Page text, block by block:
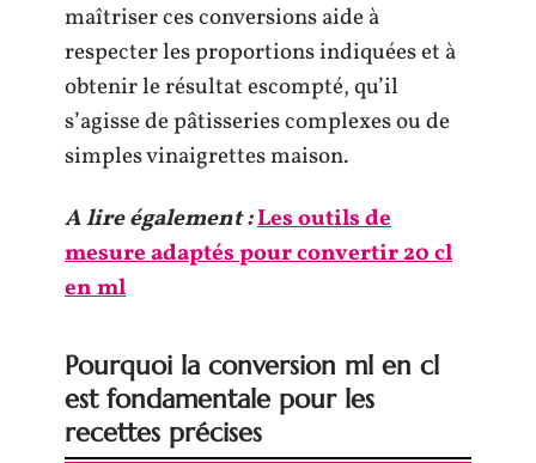
maîtriser ces conversions aide à
respecter les proportions indiquées et à
obtenir le résultat escompté, qu’il
s’agisse de pâtisseries complexes ou de
simples vinaigrettes maison.
A lire également :Les outils de
mesure adaptés pour convertir 20 cl
en ml
Pourquoi la conversion ml en cl
est fondamentale pour les
recettes précises